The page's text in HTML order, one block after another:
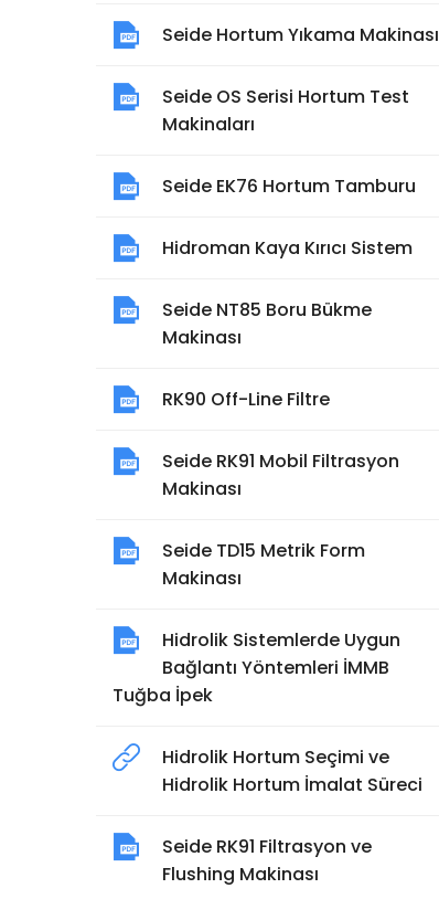
Seide Hortum Yıkama Makinası
Seide OS Serisi Hortum Test
Makinaları
Seide EK76 Hortum Tamburu
Hidroman Kaya Kırıcı Sistem
Seide NT85 Boru Bükme
Makinası
RK90 Off-Line Filtre
Seide RK91 Mobil Filtrasyon
Makinası
Seide TD15 Metrik Form
Makinası
Hidrolik Sistemlerde Uygun
Bağlantı Yöntemleri İMMB
Tuğba İpek
Hidrolik Hortum Seçimi ve
Hidrolik Hortum İmalat Süreci
Seide RK91 Filtrasyon ve
Flushing Makinası